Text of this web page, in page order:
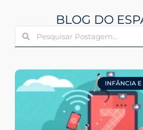
BLOG DO
INFÂNCIA E